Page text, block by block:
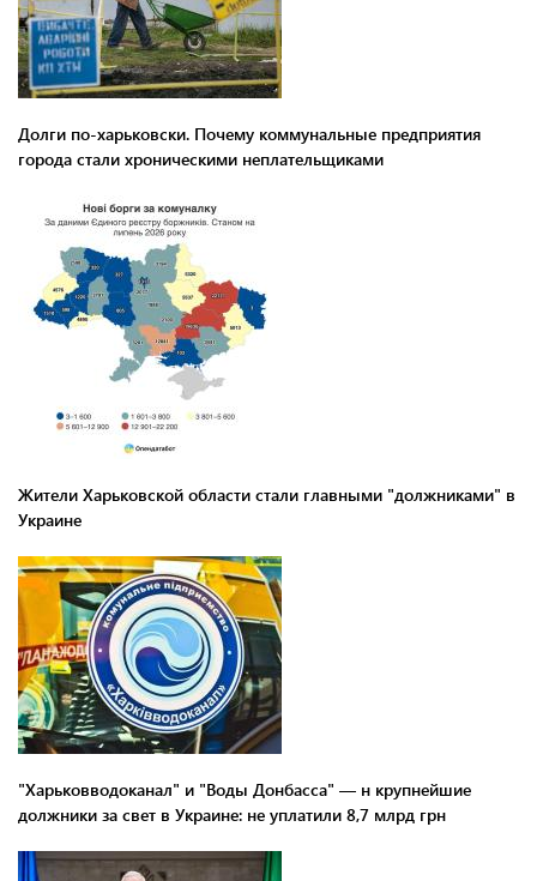
Долги по-харьковски. Почему коммунальные предприятия
города стали хроническими неплательщиками
Жители Харьковской области стали главными "должниками" в
Украине
"Харьковводоканал" и "Воды Донбасса" — н крупнейшие
должники за свет в Украине: не уплатили 8,7 млрд грн